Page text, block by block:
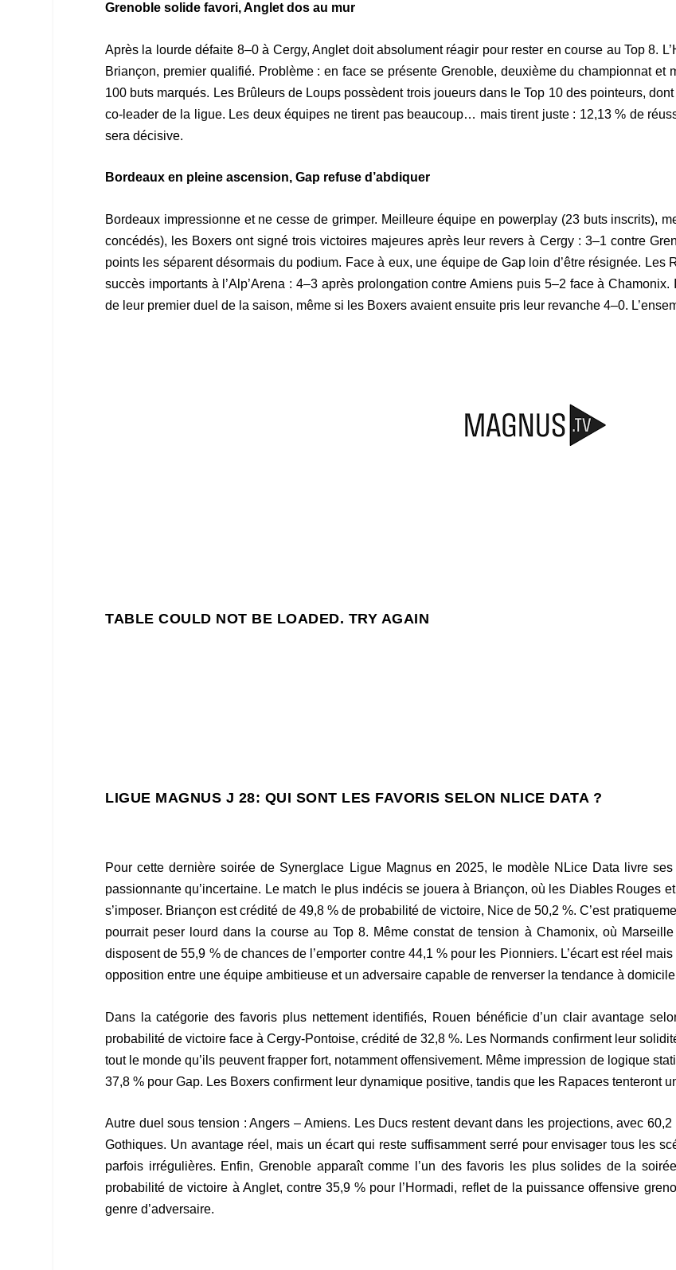
Grenoble solide favori, Anglet dos au mur
Après la lourde défaite 8–0 à Cergy, Anglet doit absolument réagir pour rester en course au Top 8.
Briançon, premier qualifié. Problème : en face se présente Grenoble, deuxième du championnat
100 buts marqués. Les Brûleurs de Loups possèdent trois joueurs dans le Top 10 des pointeurs,
co-leader de la ligue. Les deux équipes ne tirent pas beaucoup… mais tirent juste : 12,13 % de
sera décisive.
Bordeaux en pleine ascension, Gap refuse d’abdiquer
Bordeaux impressionne et ne cesse de grimper. Meilleure équipe en powerplay (23 buts inscrits),
concédés), les Boxers ont signé trois victoires majeures après leur revers à Cergy : 3–1 contre
points les séparent désormais du podium. Face à eux, une équipe de Gap loin d’être résignée. Les
succès importants à l’Alp’Arena : 4–3 après prolongation contre Amiens puis 5–2 face à
de leur premier duel de la saison, même si les Boxers avaient ensuite pris leur revanche 4–0.
TABLE COULD NOT BE LOADED. TRY AGAIN
LIGUE MAGNUS J 28: QUI SONT LES FAVORIS SELON NLICE DATA ?
Pour cette dernière soirée de Synerglace Ligue Magnus en 2025, le modèle NLice Data livre
passionnante qu’incertaine. Le match le plus indécis se jouera à Briançon, où les Diables Rouges
s’imposer. Briançon est crédité de 49,8 % de probabilité de victoire, Nice de 50,2 %. C’est
pourrait peser lourd dans la course au Top 8. Même constat de tension à Chamonix, où
disposent de 55,9 % de chances de l’emporter contre 44,1 % pour les Pionniers. L’écart est réel
opposition entre une équipe ambitieuse et un adversaire capable de renverser la tendance à
Dans la catégorie des favoris plus nettement identifiés, Rouen bénéficie d’un clair avantage
probabilité de victoire face à Cergy-Pontoise, crédité de 32,8 %. Les Normands confirment leur
tout le monde qu’ils peuvent frapper fort, notamment offensivement. Même impression de logique
37,8 % pour Gap. Les Boxers confirment leur dynamique positive, tandis que les Rapaces tenteront
Autre duel sous tension : Angers – Amiens. Les Ducs restent devant dans les projections, avec
Gothiques. Un avantage réel, mais un écart qui reste suffisamment serré pour envisager tous les
parfois irrégulières. Enfin, Grenoble apparaît comme l’un des favoris les plus solides de la
probabilité de victoire à Anglet, contre 35,9 % pour l’Hormadi, reflet de la puissance offensive
genre d’adversaire.